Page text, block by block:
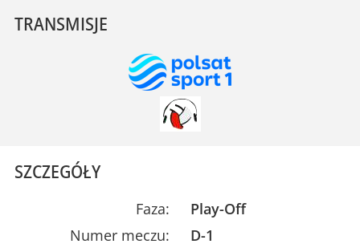
TRANSMISJE
SZCZEGÓŁY
Faza:
Play-Off
Numer meczu:
D-1